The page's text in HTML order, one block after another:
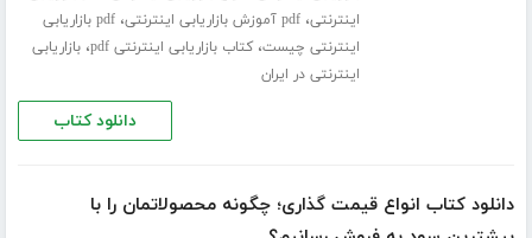
اینترنتی،pdf آموزش بازاریابی اینترنتی ،
pdf بازاریابی
اینترنتی چیست،کتاب بازاریابی اینترنتی pdf ،بازاریابی
اینترنتی در ایران
دانلود کتاب
دانلود کتاب انواع قیمت گذاری؛ چگونه محصولاتمان را با